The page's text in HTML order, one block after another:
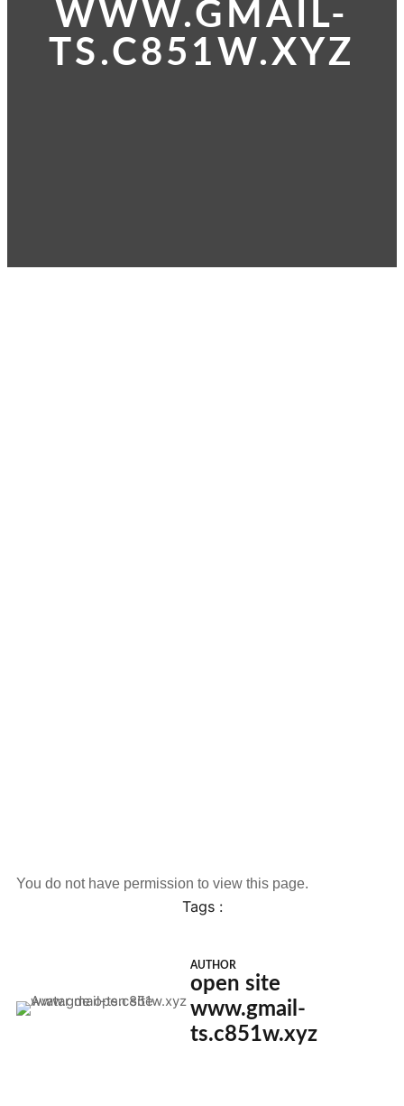
WWW.GMAIL-
TS.C851W.XYZ
You do not have permission to view this page.
Tags :
AUTHOR
open site
www.gmail-
ts.c851w.xyz